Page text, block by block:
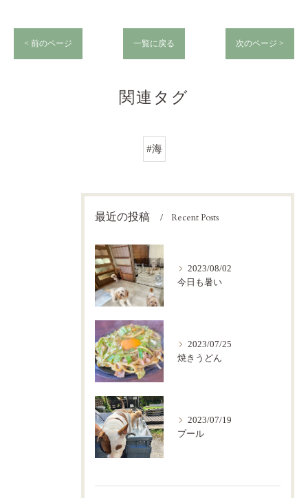
< 前のページ 一覧に戻る 次のページ >
関連タグ
#海
最近の投稿 Recent Posts
2023/08/02
今日も暑い
2023/07/25
焼きうどん
2023/07/19
プール